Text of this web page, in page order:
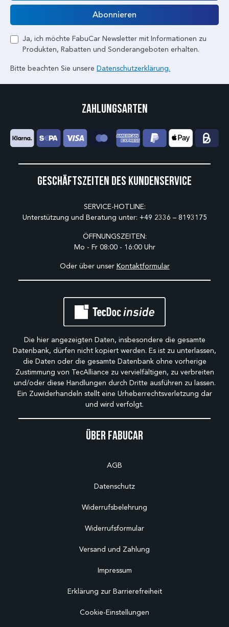
E-Mail
Abonnieren
Ja, ich möchte FabuCar Newsletter mit Informationen zu
Produkten, Rabatten und Sonderangeboten erhalten.
Bitte beachten Sie unsere Datenschutzerklärung.
Über Fabucar
AGB
Datenschutz
Widerrufsbelehrung
Widerrufsformular
Versand und Zahlung
Impressum
Erklärung zur Barrierefreiheit
Cookie-Einstellungen
Geschäftszeiten des Kundenservice
SERVICE-HOTLINE:
Unterstützung und Beratung unter: +49 2336 – 8193175
ÖFFNUNGSZEITEN:
Mo - Fr 08:00 - 16:00 Uhr
Oder über unser Kontaktformular
Zahlungsarten
Die hier angezeigten Daten, insbesondere die gesamte
Datenbank, dürfen nicht kopiert werden. Es ist zu unterlassen,
die Daten oder die gesamte Datenbank ohne vorherige
Zustimmung von TecAlliance zu vervielfältigen, zu verbreiten
und/oder diese Handlungen durch Dritte ausführen zu lassen.
Ein Zuwiderhandeln stellt eine Urheberrechtsverletzung dar
und wird verfolgt.